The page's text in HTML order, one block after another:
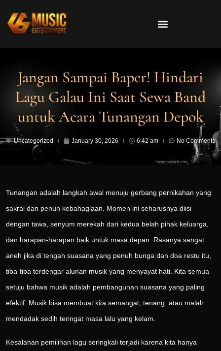
Jangan Sampai Baper! Hindari
Lagu Galau Ini Saat Sewa Band
untuk Acara Tunangan Depok
Uncategorized January 30, 2026 6:42 am No Comments
Tunangan adalah langkah awal menuju gerbang pernikahan yang
sakral dan penuh kebahagiaan. Momen ini seharusnya diisi
dengan tawa, senyum merekah dari kedua belah pihak keluarga,
dan harapan-harapan baik untuk masa depan. Rasanya sangat
aneh jika di tengah suasana yang penuh bunga dan doa restu itu,
tiba-tiba terdengar alunan musik yang menyayat hati. Kita semua
setuju bahwa musik adalah pembangunan suasana yang paling
efektif. Musik bisa membuat kita semangat, tenang, atau malah
mendadak sedih teringat masa lalu yang kelam.
Kesalahan pemilihan lagu seringkali terjadi karena kita hanya